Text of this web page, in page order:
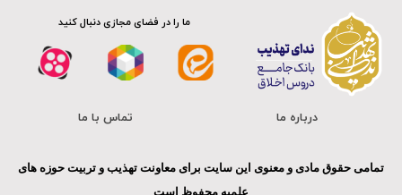
ما را در فضای مجازی دنبال کنید
درباره ما تماس با ما
تمامی حقوق مادی و معنوی این سایت برای معاونت تهذیب و تربیت حوزه های
علمیه محفوظ است